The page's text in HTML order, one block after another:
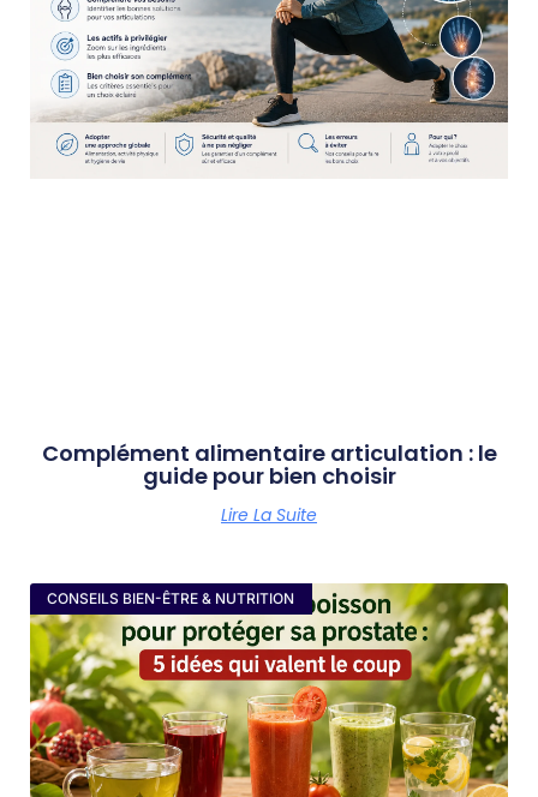
Complément alimentaire articulation : le
guide pour bien choisir
Lire La Suite
CONSEILS BIEN-ÊTRE & NUTRITION